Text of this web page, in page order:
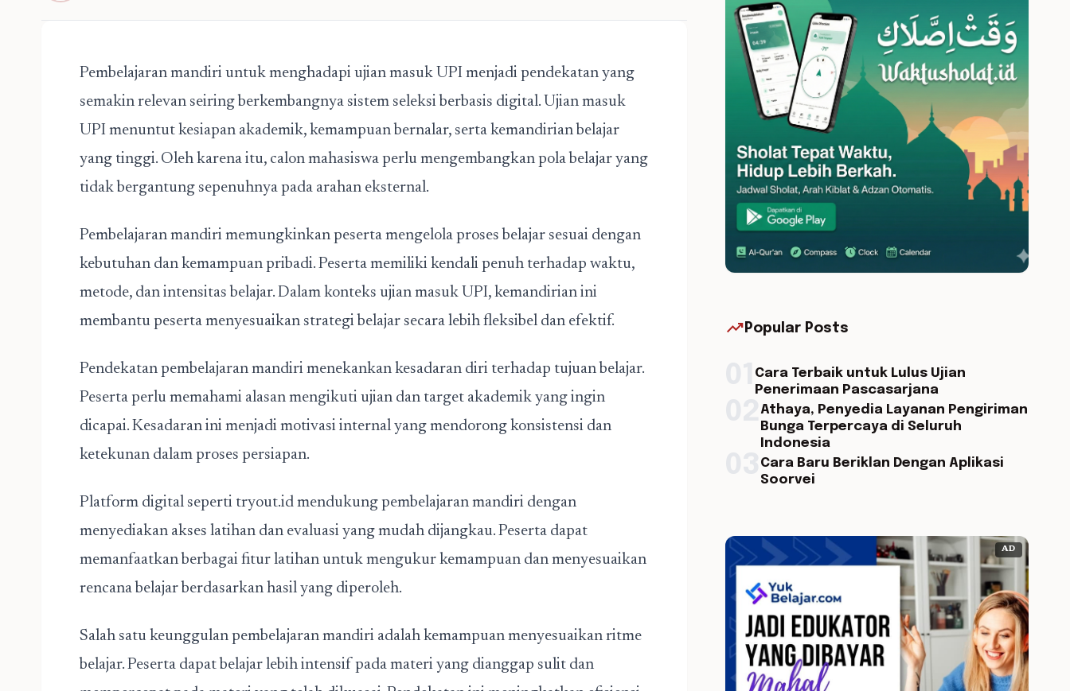
Pembelajaran mandiri untuk menghadapi ujian masuk UPI menjadi pendekatan yang
semakin relevan seiring berkembangnya sistem seleksi berbasis digital. Ujian masuk
UPI menuntut kesiapan akademik, kemampuan bernalar, serta kemandirian belajar
yang tinggi. Oleh karena itu, calon mahasiswa perlu mengembangkan pola belajar yang
tidak bergantung sepenuhnya pada arahan eksternal.
Pembelajaran mandiri memungkinkan peserta mengelola proses belajar sesuai dengan
kebutuhan dan kemampuan pribadi. Peserta memiliki kendali penuh terhadap waktu,
metode, dan intensitas belajar. Dalam konteks ujian masuk UPI, kemandirian ini
membantu peserta menyesuaikan strategi belajar secara lebih fleksibel dan efektif.
Pendekatan pembelajaran mandiri menekankan kesadaran diri terhadap tujuan belajar.
Peserta perlu memahami alasan mengikuti ujian dan target akademik yang ingin
dicapai. Kesadaran ini menjadi motivasi internal yang mendorong konsistensi dan
ketekunan dalam proses persiapan.
Platform digital seperti tryout.id mendukung pembelajaran mandiri dengan
menyediakan akses latihan dan evaluasi yang mudah dijangkau. Peserta dapat
memanfaatkan berbagai fitur latihan untuk mengukur kemampuan dan menyesuaikan
rencana belajar berdasarkan hasil yang diperoleh.
Salah satu keunggulan pembelajaran mandiri adalah kemampuan menyesuaikan ritme
belajar. Peserta dapat belajar lebih intensif pada materi yang dianggap sulit dan
trending_up Popular Posts
Cara Terbaik untuk Lulus Ujian
Penerimaan Pascasarjana
Athaya, Penyedia Layanan Pengiriman
Bunga Terpercaya di Seluruh
Indonesia
Cara Baru Beriklan Dengan Aplikasi
Soorvei
AD